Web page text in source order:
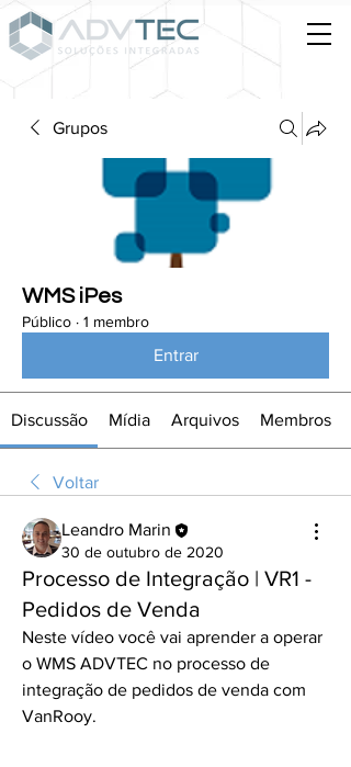
Grupos
WMS iPes
Público · 1 membro
Entrar
Discussão Mídia Arquivos Membros
Voltar
Leandro Marin
30 de outubro de 2020
Processo de Integração | VR1 -
Pedidos de Venda
Neste vídeo você vai aprender a operar
o WMS ADVTEC no processo de
integração de pedidos de venda com
VanRooy.